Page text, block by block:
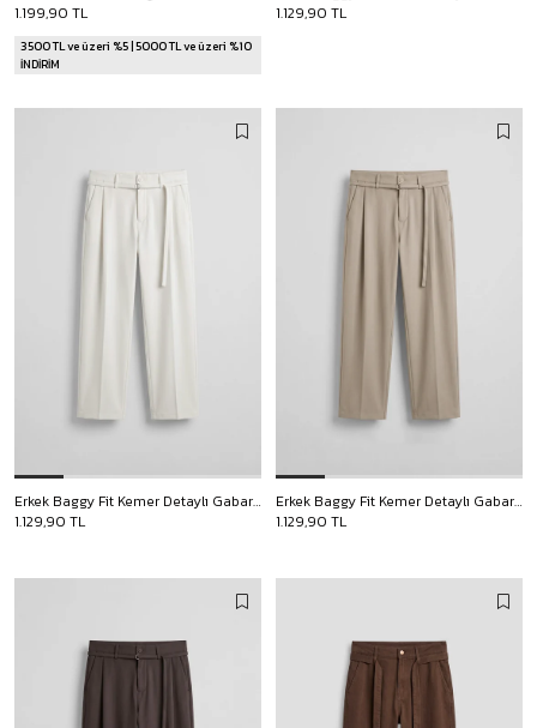
1.199,90 TL
3500 TL ve üzeri %5 | 5000 TL ve üzeri %10
İNDİRİM
1.129,90 TL
Erkek Baggy Fit Kemer Detaylı Gabardin Kumaş Pantolon Beyaz
1.129,90 TL
Erkek Baggy Fit Kemer Detaylı Gabardin Kumaş Pantolon Bej
1.129,90 TL